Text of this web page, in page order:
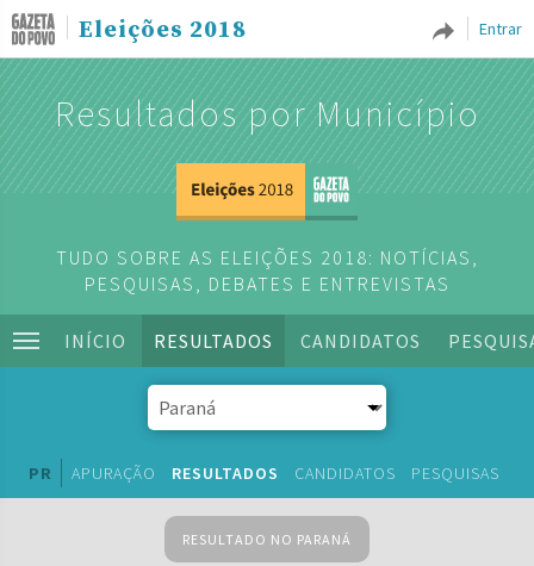
Entrar
Eleições 2018
Resultados por Município
TUDO SOBRE AS ELEIÇÕES 2018: NOTÍCIAS,
PESQUISAS, DEBATES E ENTREVISTAS
INÍCIO RESULTADOS CANDIDATOS
PR APURAÇÃO RESULTADOS CANDIDATOS PESQUISAS
RESULTADO NO PARANÁ